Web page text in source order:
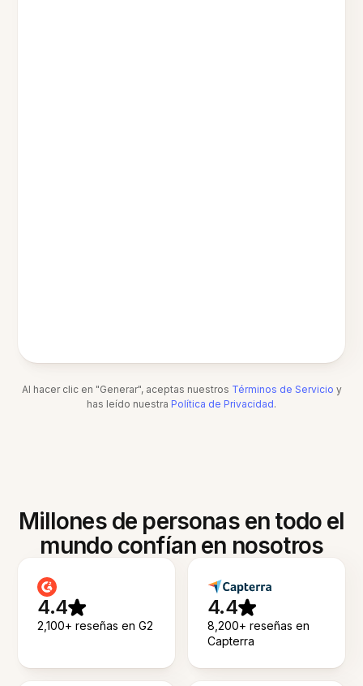
Al hacer clic en "Generar", aceptas nuestros Términos de Servicio y
has leído nuestra Política de Privacidad.
Millones de personas en todo el
mundo confían en nosotros
4.4
2,100+ reseñas en G2
4.4
8,200+ reseñas en
Capterra